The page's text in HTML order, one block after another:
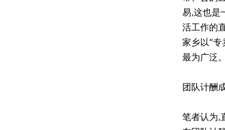
易,这也是
活工作的
家乡以“
最为广泛。
团队计酬
笔者认为,